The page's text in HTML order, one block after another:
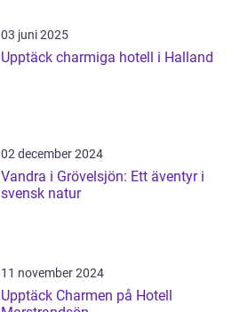
03 juni 2025
Upptäck charmiga hotell i Halland
02 december 2024
Vandra i Grövelsjön: Ett äventyr i
svensk natur
11 november 2024
Upptäck Charmen på Hotell